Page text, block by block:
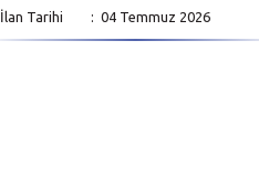
İlan Tarihi : 04 Temmuz 2026